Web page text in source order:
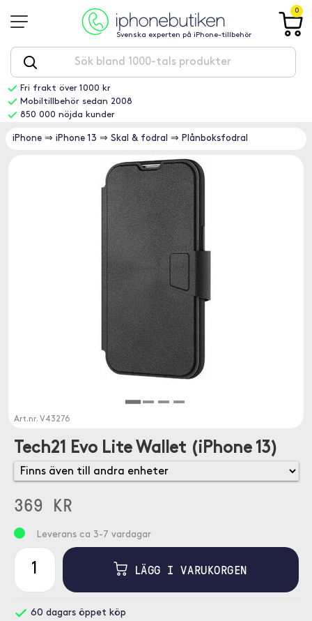
Svenska experten på iPhone-tillbehör
0
Fri frakt över 1000 kr
Mobiltillbehör sedan 2008
850 000 nöjda kunder
iPhone ⇒ iPhone 13 ⇒ Skal & fodral ⇒ Plånboksfodral
Art.nr. V43276
Tech21 Evo Lite Wallet (iPhone 13)
369 KR
Leverans ca 3-7 vardagar
LÄGG I VARUKORGEN
60 dagars öppet köp